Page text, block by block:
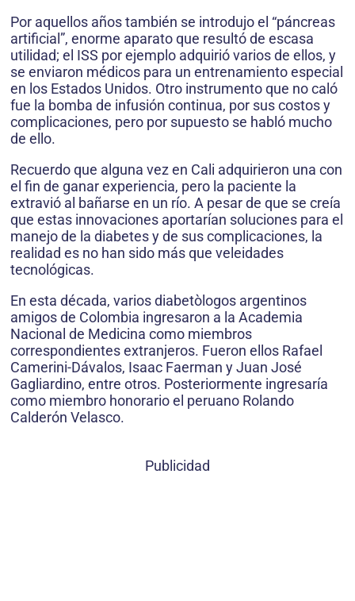
Por aquellos años también se introdujo el “páncreas
artificial”, enorme aparato que resultó de escasa
utilidad; el ISS por ejemplo adquirió varios de ellos, y
se enviaron médicos para un entrenamiento especial
en los Estados Unidos. Otro instrumento que no caló
fue la bomba de infusión continua, por sus costos y
complicaciones, pero por supuesto se habló mucho
de ello.
Recuerdo que alguna vez en Cali adquirieron una con
el fin de ganar experiencia, pero la paciente la
extravió al bañarse en un río. A pesar de que se creía
que estas innovaciones aportarían soluciones para el
manejo de la diabetes y de sus complicaciones, la
realidad es no han sido más que veleidades
tecnológicas.
En esta década, varios diabetòlogos argentinos
amigos de Colombia ingresaron a la Academia
Nacional de Medicina como miembros
correspondientes extranjeros. Fueron ellos Rafael
Camerini-Dávalos, Isaac Faerman y Juan José
Gagliardino, entre otros. Posteriormente ingresaría
como miembro honorario el peruano Rolando
Calderón Velasco.
Publicidad